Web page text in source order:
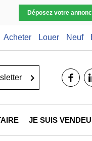
Déposez votre
Acheter Louer Neuf
JE SUIS